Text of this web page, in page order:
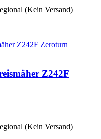
(Kein Versand)
Z242F
(Kein Versand)